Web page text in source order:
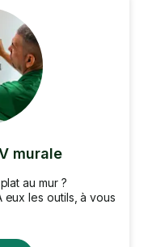
murale
au mur ?
eux les outils, à vous